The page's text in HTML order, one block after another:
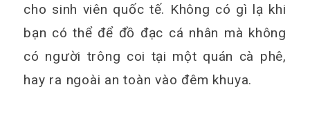
cho sinh viên quốc tế. Không có gì lạ khi
bạn có thể để đồ đạc cá nhân mà không
có người trông coi tại một quán cà phê,
hay ra ngoài an toàn vào đêm khuya.